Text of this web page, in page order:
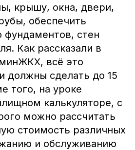
крышу, окна, двери,
обеспечить
фундаментов, стен
Как рассказали в
всё это
должны сделать до 15
того, на уроке
калькуляторе, с
можно рассчитать
стоимость различных
и обслуживанию